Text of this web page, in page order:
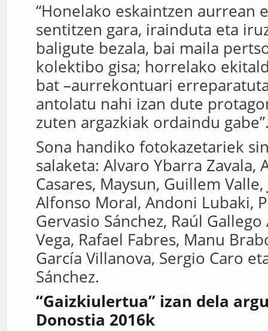
“Honelako eskaintzen aurrean
sentitzen gara, irainduta eta
baligute bezala, bai maila
kolektibo gisa; horrelako
bat –aurrekontuari
antolatu nahi izan dute
zuten argazkiak ordaindu
Sona handiko fotokazetariek
salaketa: Alvaro Ybarra Zavala,
Casares, Maysun, Guillem Valle,
Alfonso Moral, Andoni Lubaki,
Gervasio Sánchez, Raúl
Vega, Rafael Fabres, Manu
García Villanova, Sergio Caro
Sánchez.
“Gaizkiulertua” izan dela
Donostia 2016k